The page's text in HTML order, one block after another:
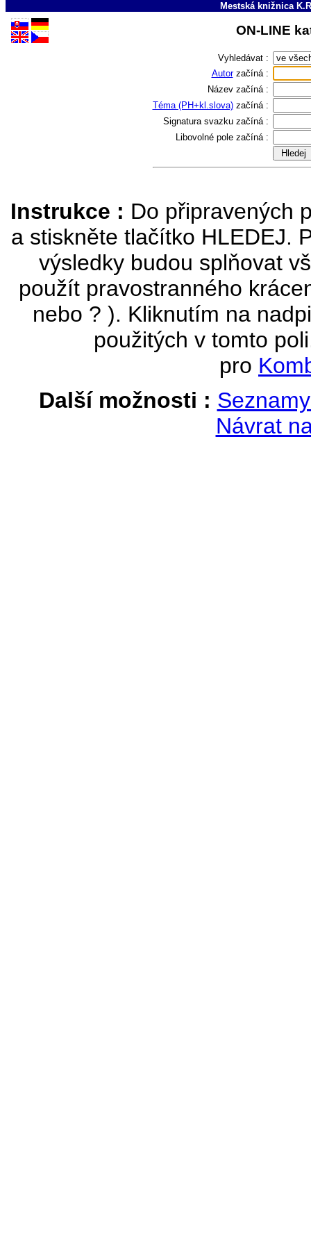
Mestská knižnica
ON-LINE
Vyhledávat :
Autor začíná :
Název začíná :
Téma (PH+kl.slova) začíná :
Signatura svazku začíná :
Libovolné pole začíná :
Instrukce : Do připravených
a stiskněte tlačítko HLEDEJ.
výsledky budou splňovat
použít pravostranného
nebo ? ). Kliknutím na
použitých v tomto
pro
Další možnosti :
Návrat